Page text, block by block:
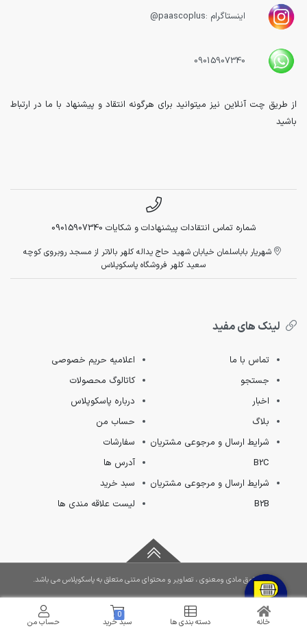
خانه دسته بندی ها سبد خرید
0
حساب من
اینستاگرام :paascoplus@
09015907340
از طریق چت آنلاین نیز میتوانید برای هرگونه انتقاد و پیشنهاد با ما در ارتباط
باشید
شماره تماس انتقادات پیشنهادات و شکایات 09015907340
شهریار باباسلمان خیابان شهید حاج یداله کلهر بالاتر از مسجد روبروی کوچه
سعید کلهر فروشگاه پاسکوپلاس
لینک های مفید
تماس با ما
جستجو
اخبار
بلاگ
شرایط ارسال و مرجوعی مشتریان
B2C
شرایط ارسال و مرجوعی مشتریان
B2B
اعلامیه حریم خصوصی
کاتالوگ محصولات
درباره پاسکوپلاس
حساب من
سفارشات
آدرس ها
سبد خرید
لیست علاقه مندی ها
کلیه حقوق مادی ومعنوی ، تصاویر و محتوای متنی متعلق به پاسکوپلاس می باشد.